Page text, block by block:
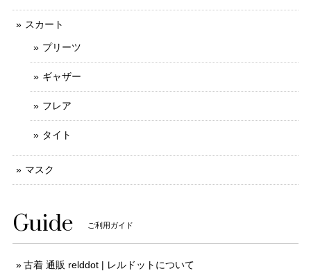
スカート
プリーツ
ギャザー
フレア
タイト
マスク
Guide ご利用ガイド
古着 通販 relddot | レルドットについて